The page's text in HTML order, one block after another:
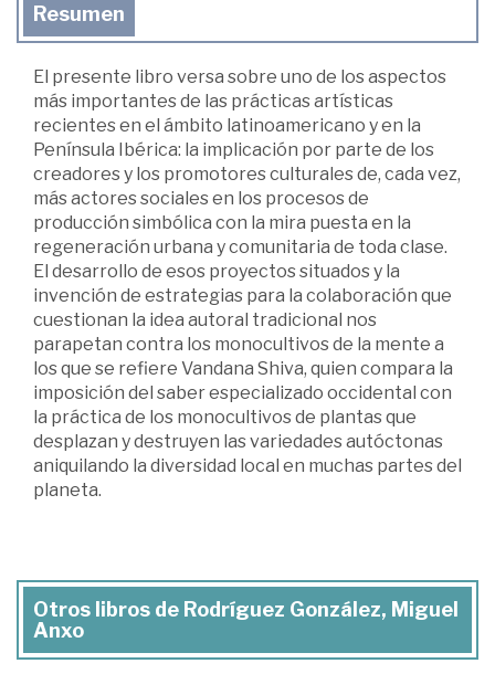
Resumen
El presente libro versa sobre uno de los aspectos
más importantes de las prácticas artísticas
recientes en el ámbito latinoamericano y en la
Península Ibérica: la implicación por parte de los
creadores y los promotores culturales de, cada vez,
más actores sociales en los procesos de
producción simbólica con la mira puesta en la
regeneración urbana y comunitaria de toda clase.
El desarrollo de esos proyectos situados y la
invención de estrategias para la colaboración que
cuestionan la idea autoral tradicional nos
parapetan contra los monocultivos de la mente a
los que se refiere Vandana Shiva, quien compara la
imposición del saber especializado occidental con
la práctica de los monocultivos de plantas que
desplazan y destruyen las variedades autóctonas
aniquilando la diversidad local en muchas partes del
planeta.
Otros libros de Rodríguez González, Miguel
Anxo